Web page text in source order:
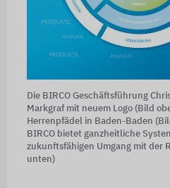
Die BIRCO Geschäftsführung
Markgraf mit neuem Logo (Bild
Herrenpfädel in Baden-Baden
BIRCO bietet ganzheitliche
zukunftsfähigen Umgang mit der
unten)